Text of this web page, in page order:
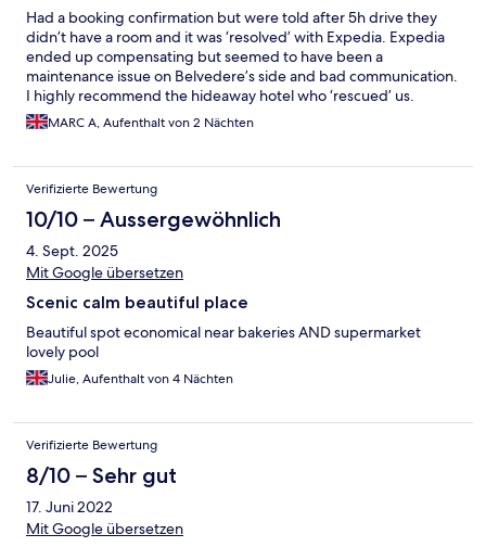
Had a booking confirmation but were told after 5h drive they
didn’t have a room and it was ‘resolved’ with Expedia. Expedia
ended up compensating but seemed to have been a
maintenance issue on Belvedere’s side and bad communication.
I highly recommend the hideaway hotel who ‘rescued’ us.
MARC A, Aufenthalt von 2 Nächten
Verifizierte Bewertung
10/10 – Aussergewöhnlich
4. Sept. 2025
Mit Google übersetzen
Scenic calm beautiful place
Beautiful spot economical near bakeries AND supermarket
lovely pool
Julie, Aufenthalt von 4 Nächten
Verifizierte Bewertung
8/10 – Sehr gut
17. Juni 2022
Mit Google übersetzen